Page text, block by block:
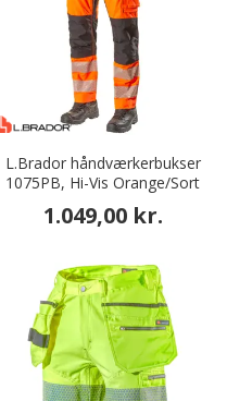
L.Brador håndværkerbukser
1075PB, Hi-Vis Orange/Sort
1.049,00 kr.